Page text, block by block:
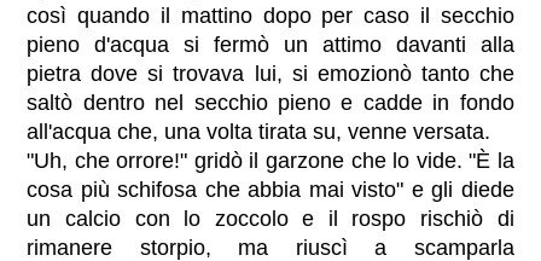
così quando il mattino dopo per caso il secchio
pieno d'acqua si fermò un attimo davanti alla
pietra dove si trovava lui, si emozionò tanto che
saltò dentro nel secchio pieno e cadde in fondo
all'acqua che, una volta tirata su, venne versata.
"Uh, che orrore!" gridò il garzone che lo vide. "È la
cosa più schifosa che abbia mai visto" e gli diede
un calcio con lo zoccolo e il rospo rischiò di
rimanere storpio, ma riuscì a scamparla